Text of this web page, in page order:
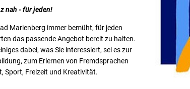
nah - für jeden!
Marienberg immer bemüht, für jeden
das passende Angebot bereit zu halten.
dabei, was Sie interessiert, sei es zur
zum Erlernen von Fremdsprachen
Sport, Freizeit und Kreativität.